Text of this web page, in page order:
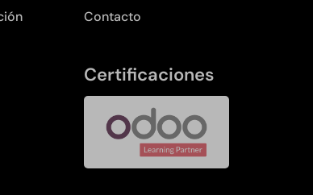
Contacto
Certificaciones